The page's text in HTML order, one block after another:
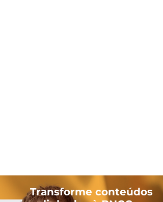
Transforme conteúdos